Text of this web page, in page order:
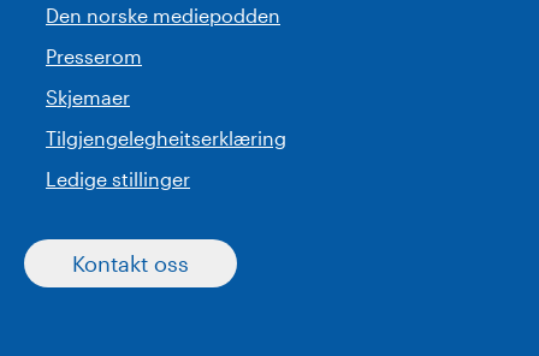
Den norske mediepodden
Presserom
Skjemaer
Tilgjengelegheitserklæring
Ledige stillinger
Kontakt oss